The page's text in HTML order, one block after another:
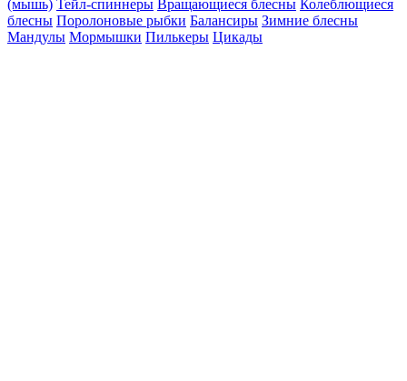
(мышь) Тейл-спиннеры Вращающиеся блесны Колеблющиеся
блесны Поролоновые рыбки Балансиры Зимние блесны
Мандулы Мормышки Пилькеры Цикады